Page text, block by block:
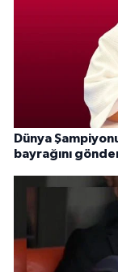
Dünya
bayrağını